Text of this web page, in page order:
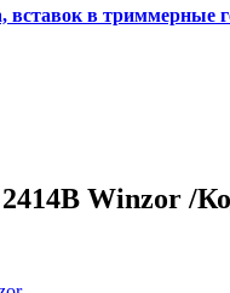
вставок в триммерные
Winzor /